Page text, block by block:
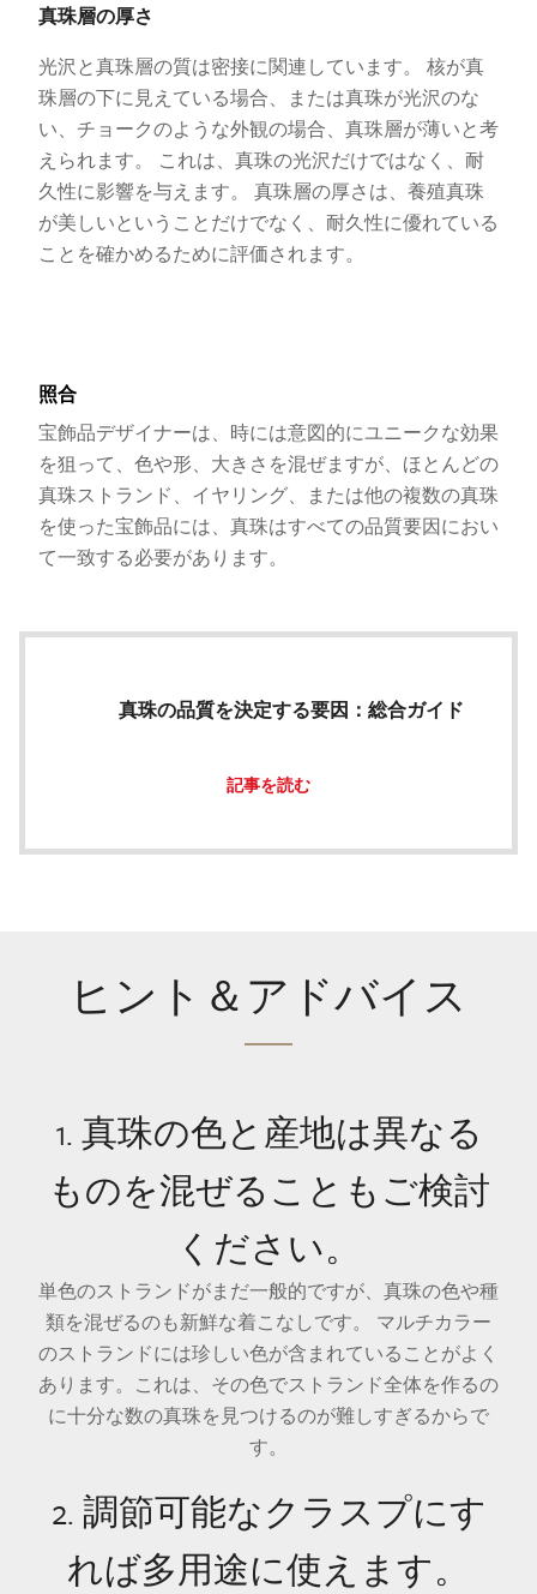
真珠層の厚さ
光沢と真珠層の質は密接に関連しています。 核が真
珠層の下に見えている場合、または真珠が光沢のな
い、チョークのような外観の場合、真珠層が薄いと考
えられます。 これは、真珠の光沢だけではなく、耐
久性に影響を与えます。 真珠層の厚さは、養殖真珠
が美しいということだけでなく、耐久性に優れている
ことを確かめるために評価されます。
照合
宝飾品デザイナーは、時には意図的にユニークな効果
を狙って、色や形、大きさを混ぜますが、ほとんどの
真珠ストランド、イヤリング、または他の複数の真珠
を使った宝飾品には、真珠はすべての品質要因におい
て一致する必要があります。
真珠の品質を決定する要因：総合ガイド
記事を読む
ヒント＆アドバイス
1. 真珠の色と産地は異なる
ものを混ぜることもご検討
ください。
単色のストランドがまだ一般的ですが、真珠の色や種
類を混ぜるのも新鮮な着こなしです。 マルチカラー
のストランドには珍しい色が含まれていることがよく
あります。これは、その色でストランド全体を作るの
に十分な数の真珠を見つけるのが難しすぎるからで
す。
2. 調節可能なクラスプにす
れば多用途に使えます。